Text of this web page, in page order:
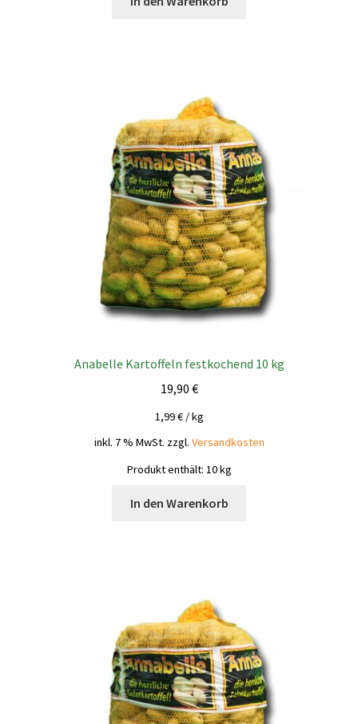
Anabelle Kartoffeln festkochend 10 kg
19,90 €
1,99€/kg
inkl. 7 % MwSt. zzgl. Versandkosten
Produkt enthält: 10kg
In den Warenkorb